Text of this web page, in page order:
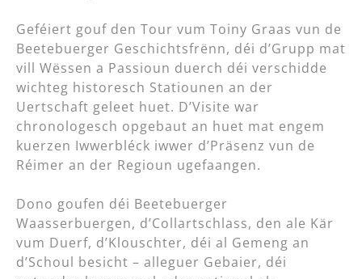
Geféiert gouf den Tour vum Toiny Graas vun de
Beetebuerger Geschichtsfrënn, déi d’Grupp mat
vill Wëssen a Passioun duerch déi verschidde
wichteg historesch Statiounen an der
Uertschaft geleet huet. D’Visite war
chronologesch opgebaut an huet mat engem
kuerzen Iwwerbléck iwwer d’Präsenz vun de
Réimer an der Regioun ugefaangen.
Dono goufen déi Beetebuerger
Waasserbuergen, d’Collartschlass, den ale Kär
vum Duerf, d’Klouschter, déi al Gemeng an
d’Schoul besicht – alleguer Gebaier, déi